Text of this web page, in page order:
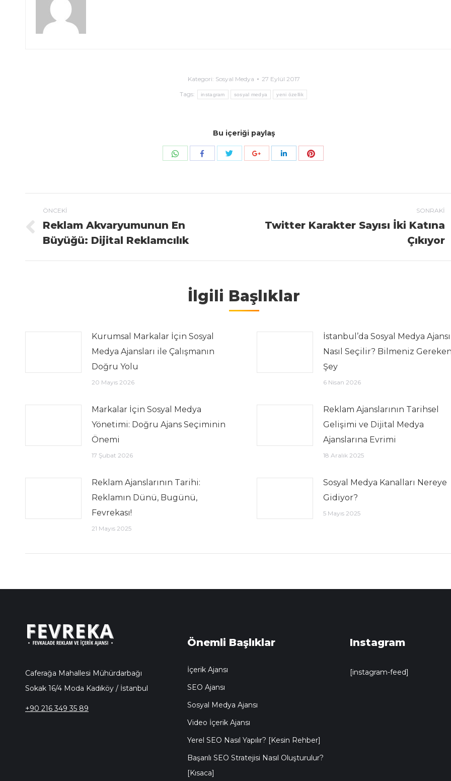
Kategori: Sosyal Medya 27 Eylül 2017
Tags: instagram sosyal medya yeni özellik
Bu içeriği paylaş
Share with WhatsApp
Share with FacebookShare with TwitterShare with Google+
Share with LinkedInShare with Pinterest
Post navigation
ÖNCEKI
Reklam Akvaryumunun En
Büyüğü: Dijital Reklamcılık
SONRAKI
Twitter Karakter Sayısı İki Katına
Çıkıyor
İlgili Başlıklar
Kurumsal Markalar İçin Sosyal
Medya Ajansları ile Çalışmanın
Doğru Yolu
20 Mayıs 2026
İstanbul’da Sosyal Medya Ajansı
Nasıl Seçilir? Bilmeniz
Şey
6 Nisan 2026
Markalar İçin Sosyal Medya
Yönetimi: Doğru Ajans Seçiminin
Önemi
17 Şubat 2026
Reklam Ajanslarının Tarihsel
Gelişimi ve Dijital Medya
Ajanslarına Evrimi
18 Aralık 2025
Reklam Ajanslarının Tarihi:
Reklamın Dünü, Bugünü,
Fevrekası!
21 Mayıs 2025
Sosyal Medya Kanalları Nereye
Gidiyor?
5 Mayıs 2025
Caferağa Mahallesi Mühürdarbağı
Sokak 16/4 Moda Kadıköy / İstanbul
+90 216 349 35 89
Önemli Başlıklar
İçerik Ajansı
SEO Ajansı
Sosyal Medya Ajansı
Video İçerik Ajansı
Yerel SEO Nasıl Yapılır? [Kesin Rehber]
Başarılı SEO Stratejisi Nasıl Oluşturulur?
[Kısaca]
Instagram
[instagram-feed]